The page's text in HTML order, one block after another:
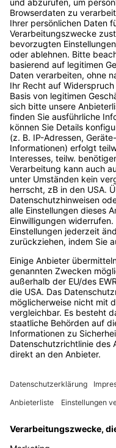
Live Chat
Digital Bash by
Ludwig-Erhard-
20459 Hamburg
Deutschland
info@digitalbash.de
040 - 22 85 34 092
Rechtliches
Impressum
Datenschutz
Zu den Events
Impressum|Datenschutz
Login
Loggen Sie sich ein.
E-Mail-Adresse
Passwort
Registrieren